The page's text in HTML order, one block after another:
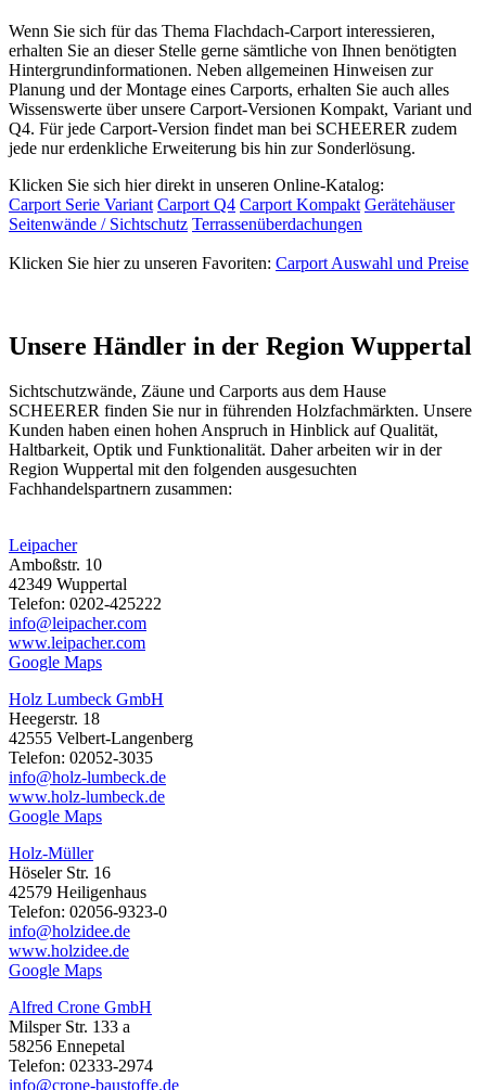
Wenn Sie sich für das Thema Flachdach-Carport interessieren,
erhalten Sie an dieser Stelle gerne sämtliche von Ihnen benötigten
Hintergrundinformationen. Neben allgemeinen Hinweisen zur
Planung und der Montage eines Carports, erhalten Sie auch alles
Wissenswerte über unsere Carport-Versionen Kompakt, Variant und
Q4. Für jede Carport-Version findet man bei SCHEERER zudem
jede nur erdenkliche Erweiterung bis hin zur Sonderlösung.
Klicken Sie sich hier direkt in unseren Online-Katalog:
Carport Serie Variant Carport Q4 Carport Kompakt Gerätehäuser
Seitenwände / Sichtschutz Terrassenüberdachungen
Klicken Sie hier zu unseren Favoriten: Carport Auswahl und Preise
Unsere Händler in der Region Wuppertal
Sichtschutzwände, Zäune und Carports aus dem Hause
SCHEERER finden Sie nur in führenden Holzfachmärkten. Unsere
Kunden haben einen hohen Anspruch in Hinblick auf Qualität,
Haltbarkeit, Optik und Funktionalität. Daher arbeiten wir in der
Region Wuppertal mit den folgenden ausgesuchten
Fachhandelspartnern zusammen:
Leipacher
Amboßstr. 10
42349 Wuppertal
Telefon: 0202-425222
info@leipacher.com
www.leipacher.com
Google Maps
Holz Lumbeck GmbH
Heegerstr. 18
42555 Velbert-Langenberg
Telefon: 02052-3035
info@holz-lumbeck.de
www.holz-lumbeck.de
Google Maps
Holz-Müller
Höseler Str. 16
42579 Heiligenhaus
Telefon: 02056-9323-0
info@holzidee.de
www.holzidee.de
Google Maps
Alfred Crone GmbH
Milsper Str. 133 a
58256 Ennepetal
Telefon: 02333-2974
info@crone-baustoffe.de